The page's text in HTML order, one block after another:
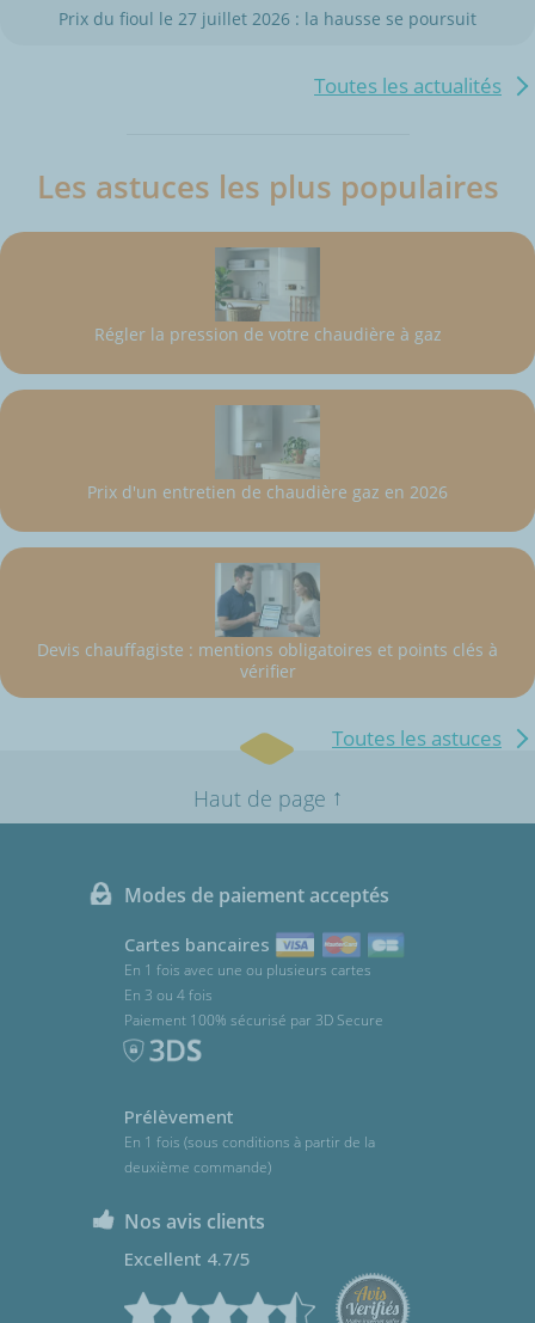
Prix du fioul le 27 juillet 2026 : la hausse se poursuit
Toutes les actualités
Les astuces les plus populaires
Régler la pression de votre chaudière à gaz
Prix d'un entretien de chaudière gaz en 2026
Devis chauffagiste : mentions obligatoires et points clés à
vérifier
Toutes les astuces
Haut de page ↑
Modes de paiement acceptés
Cartes bancaires
En 1 fois avec une ou plusieurs cartes
En 3 ou 4 fois
Paiement 100% sécurisé par 3D Secure
Prélèvement
En 1 fois (sous conditions à partir de la
deuxième commande)
Nos avis clients
Excellent 4.7/5